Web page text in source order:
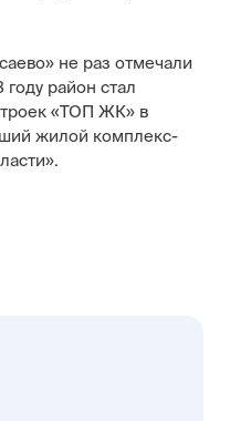
не раз отмечали
район стал
«ТОП ЖК» в
жилой комплекс-